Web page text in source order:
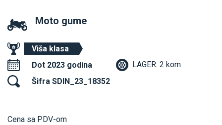
Moto gume
Viša klasa
Dot 2023 godina
LAGER: 2 kom
Šifra SDIN_23_18352
Cena sa PDV-om